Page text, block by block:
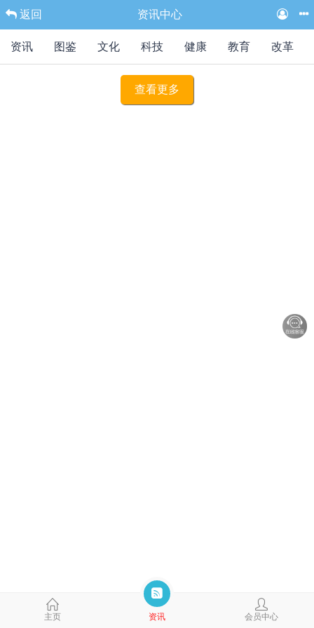
返回 资讯中心
资讯 图鉴 文化 科技 健康 教育 改革
查看更多
主页 资讯 会员中心